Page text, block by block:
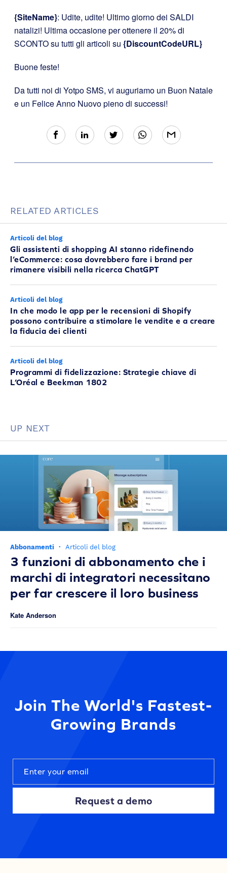
{SiteName}: Udite, udite! Ultimo giorno dei SALDI
natalizi! Ultima occasione per ottenere il 20% di
SCONTO su tutti gli articoli su {DiscountCodeURL}
Buone feste!
Da tutti noi di Yotpo SMS, vi auguriamo un Buon Natale
e un Felice Anno Nuovo pieno di successi!
RELATED ARTICLES
Articoli del blog
Gli assistenti di shopping AI stanno ridefinendo
l’eCommerce: cosa dovrebbero fare i brand per
rimanere visibili nella ricerca ChatGPT
Articoli del blog
In che modo le app per le recensioni di Shopify
possono contribuire a stimolare le vendite e a creare
la fiducia dei clienti
Articoli del blog
Programmi di fidelizzazione: Strategie chiave di
L’Oréal e Beekman 1802
UP NEXT
Abbonamenti · Articoli del blog
3 funzioni di abbonamento che i
marchi di integratori necessitano
per far crescere il loro business
Kate Anderson
Join The World's Fastest-
Growing Brands
Request a demo